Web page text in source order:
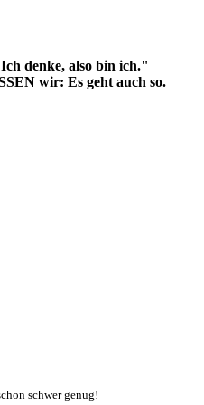
denke, also bin ich."
wir: Es geht auch so.
schwer genug!